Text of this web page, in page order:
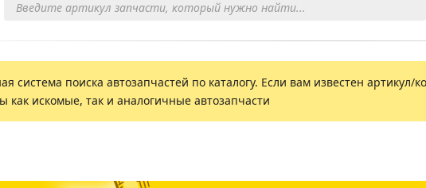
система поиска автозапчастей по каталогу. Если вам известен
как искомые, так и аналогичные автозапчасти